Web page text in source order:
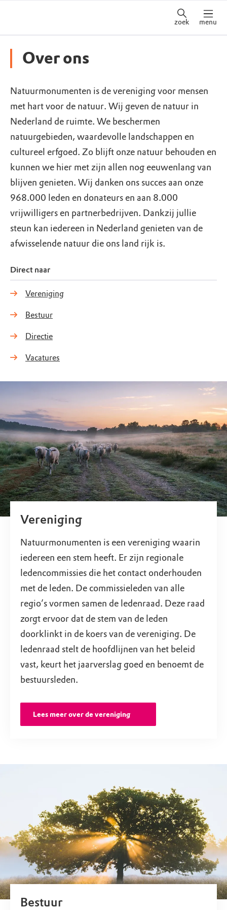
zoek menu
Over ons
Natuurmonumenten is de vereniging voor mensen
met hart voor de natuur. Wij geven de natuur in
Nederland de ruimte. We beschermen
natuurgebieden, waardevolle landschappen en
cultureel erfgoed. Zo blijft onze natuur behouden en
kunnen we hier met zijn allen nog eeuwenlang van
blijven genieten. Wij danken ons succes aan onze
968.000 leden en donateurs en aan 8.000
vrijwilligers en partnerbedrijven. Dankzij jullie
steun kan iedereen in Nederland genieten van de
afwisselende natuur die ons land rijk is.
Direct naar
Vereniging
Bestuur
Directie
Vacatures
Vereniging
Natuurmonumenten is een vereniging waarin
iedereen een stem heeft. Er zijn regionale
ledencommissies die het contact onderhouden
met de leden. De commissieleden van alle
regio’s vormen samen de ledenraad. Deze raad
zorgt ervoor dat de stem van de leden
doorklinkt in de koers van de vereniging. De
ledenraad stelt de hoofdlijnen van het beleid
vast, keurt het jaarverslag goed en benoemt de
bestuursleden.
Lees meer over de vereniging
Bestuur